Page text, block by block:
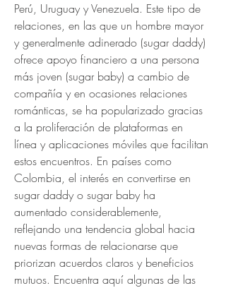
Perú, Uruguay y Venezuela. Este tipo de
relaciones, en las que un hombre mayor
y generalmente adinerado (sugar daddy)
ofrece apoyo financiero a una persona
más joven (sugar baby) a cambio de
compañía y en ocasiones relaciones
románticas, se ha popularizado gracias
a la proliferación de plataformas en
línea y aplicaciones móviles que facilitan
estos encuentros. En países como
Colombia, el interés en convertirse en
sugar daddy o sugar baby ha
aumentado considerablemente,
reflejando una tendencia global hacia
nuevas formas de relacionarse que
priorizan acuerdos claros y beneficios
mutuos. Encuentra aquí algunas de las